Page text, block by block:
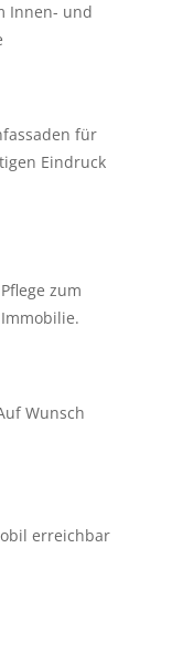
Innen- und
für
Eindruck
zum
Wunsch
erreichbar